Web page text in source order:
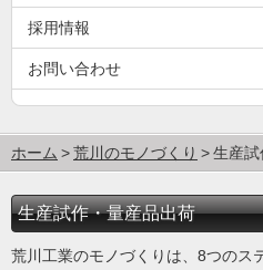
採用情報
お問い合わせ
ホーム 荒川のモノづくり 生産
生産試作・量産品出荷
荒川工業のモノづくりは、8つのス